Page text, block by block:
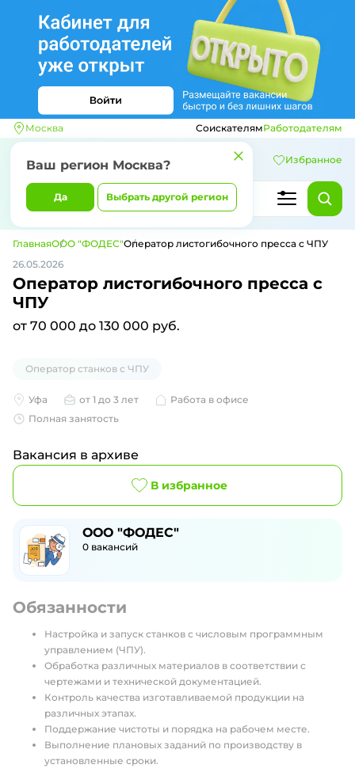
Москва
Ваш регион Москва?
Да Выбрать другой регион
СоискателямРаботодателям
Избранное
ГлавнаяООО "ФОДЕС"Оператор листогибочного пресса с ЧПУ
26.05.2026
Оператор листогибочного пресса с
ЧПУ
от 70 000 до 130 000 руб.
Оператор станков с ЧПУ
Уфа от 1 до 3 лет
Работа в офисе
Полная занятость
Вакансия в архиве
В избранное
ООО "ФОДЕС"
0 вакансий
Обязанности
Настройка и запуск станков с числовым программным
управлением (ЧПУ).
Обработка различных материалов в соответствии с
чертежами и технической документацией.
Контроль качества изготавливаемой продукции на
различных этапах.
Поддержание чистоты и порядка на рабочем месте.
Выполнение плановых заданий по производству в
установленные сроки.